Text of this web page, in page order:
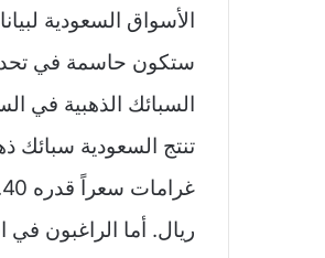
الأسواق السعودية
ستكون حاسمة في
السبائك الذهبية في